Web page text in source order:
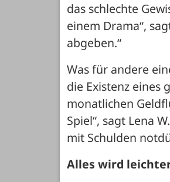
das schlechte
einem Drama“,
abgeben.“
Was für andere
die Existenz eines
monatlichen
Spiel“, sagt Lena
mit Schulden
Alles wird